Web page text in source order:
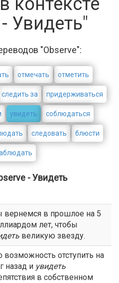
Увидеть"
"Observe":
отмечать отметить
следить за придерживаться
увидеть соблюдаться
следовать блюсти
- Увидеть
в прошлое на 5
лет, чтобы
великую звезду.
возможность отступить на
назад и увидеть
в собственном